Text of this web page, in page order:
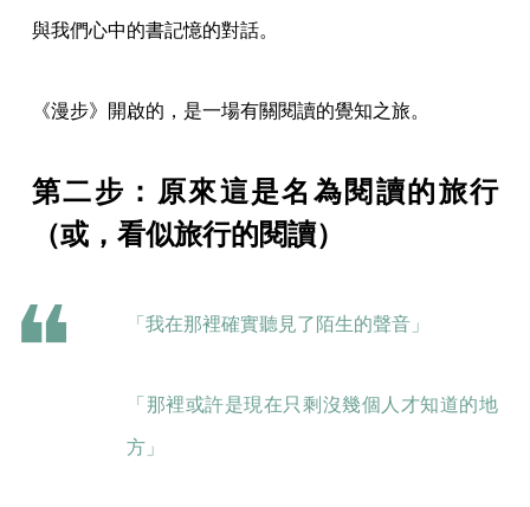
與我們心中的書記憶的對話。
《漫步》開啟的，是一場有關閱讀的覺知之旅。
第二步：原來這是名為閱讀的旅行
（或，看似旅行的閱讀）
「我在那裡確實聽見了陌生的聲音」
「那裡或許是現在只剩沒幾個人才知道的地
方」